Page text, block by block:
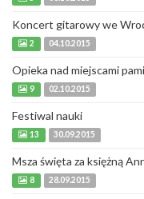
Koncert gitarowy we
2 04.10.2015
Opieka nad miejscami
9 02.10.2015
Festiwal nauki
13 30.09.2015
Msza święta za księżną
8 28.09.2015